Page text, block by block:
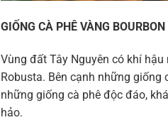
GIỐNG CÀ PHÊ VÀNG BOURBON
Vùng đất Tây Nguyên có khí
Robusta. Bên cạnh những
những giống cà phê độc đáo,
hảo.